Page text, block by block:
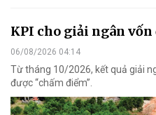
KPI cho giải ngân vốn
06/08/2026 04:14
Từ tháng 10/2026, kết quả giải
được “chấm điểm”.